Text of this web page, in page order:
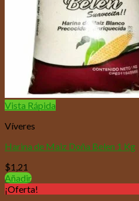
Vista Rápida
Víveres
Harina de Maiz Doña Belen 1 Kg
$1,21
Añadir
¡Oferta!